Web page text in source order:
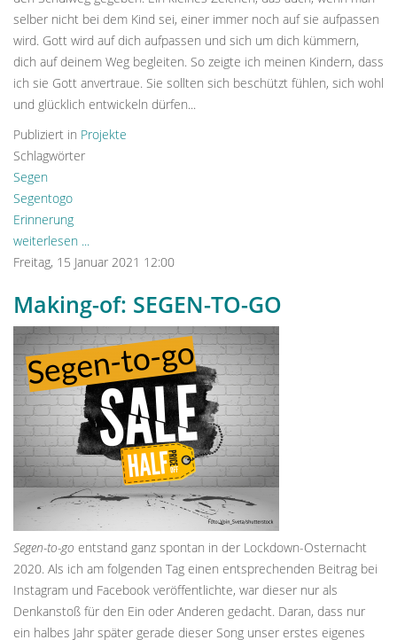
selber nicht bei dem Kind sei, einer immer noch auf sie aufpassen
wird. Gott wird auf dich aufpassen und sich um dich kümmern,
dich auf deinem Weg begleiten. So zeigte ich meinen Kindern, dass
ich sie Gott anvertraue. Sie sollten sich beschützt fühlen, sich wohl
und glücklich entwickeln dürfen...
Publiziert in Projekte
Schlagwörter
Segen
Segentogo
Erinnerung
weiterlesen ...
Freitag, 15 Januar 2021 12:00
Making-of: SEGEN-TO-GO
Segen-to-go entstand ganz spontan in der Lockdown-Osternacht
2020. Als ich am folgenden Tag einen entsprechenden Beitrag bei
Instagram und Facebook veröffentlichte, war dieser nur als
Denkanstoß für den Ein oder Anderen gedacht. Daran, dass nur
ein halbes Jahr später gerade dieser Song unser erstes eigenes